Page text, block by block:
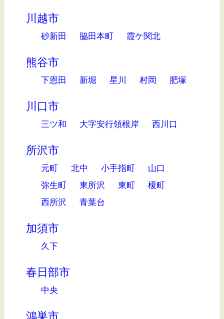
川越市
砂新田 脇田本町 霞ケ関北
熊谷市
下恩田 新堀 星川 村岡 肥塚
川口市
三ツ和 大字安行領根岸 西川口
所沢市
元町 北中 小手指町
山口
弥生町
東所沢 東町
榎町
西所沢
青葉台
加須市
久下
春日部市
中央
鴻巣市